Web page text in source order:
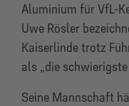
Aluminium für VfL-
Uwe Rösler
Kaiserlinde trotz
als „die
Seine Mannschaft